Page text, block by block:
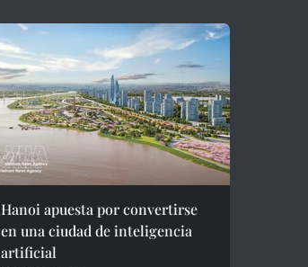
Hanoi apuesta por convertirse
en una ciudad de inteligencia
artificial